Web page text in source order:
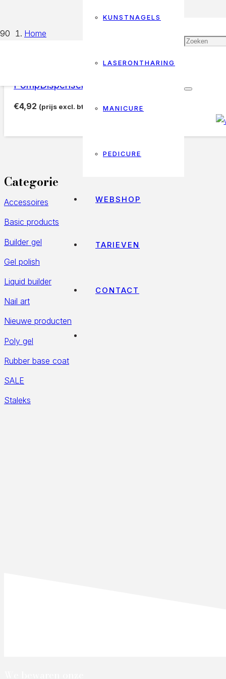
KUNSTNAGELS
LASERONTHARING
MANICURE
PEDICURE
WEBSHOP
TARIEVEN
CONTACT
Home
Products tagged “dispencer”
dispencer
PompDispenser
€4,92 (prijs excl. btw)
Categorie
Accessoires
Basic products
Builder gel
Gel polish
Liquid builder
Nail art
Nieuwe producten
Poly gel
Rubber base coat
SALE
Staleks